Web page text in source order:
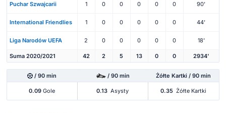
Puchar Szwajcarii 1 0 0 0 0 0 90'
International Friendlies 1 0 0 0 0 0 44'
Liga Narodów UEFA 2 0 0 0 0 0 18'
Suma 2020/2021 42 2 5 13 0 0 2934'
/ 90 min / 90 min Żółte Kartki / 90 min
0.09 Gole 0.13 Asysty 0.35 Żółte Kartki